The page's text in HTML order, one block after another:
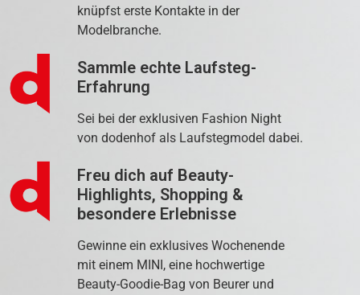
knüpfst erste Kontakte in der
Modelbranche.
Sammle echte Laufsteg-
Erfahrung
Sei bei der exklusiven Fashion Night
von dodenhof als Laufstegmodel dabei.
Freu dich auf Beauty-
Highlights, Shopping &
besondere Erlebnisse
Gewinne ein exklusives Wochenende
mit einem MINI, eine hochwertige
Beauty-Goodie-Bag von Beurer und